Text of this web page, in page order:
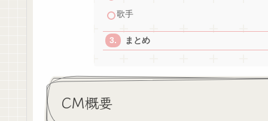
歌手
まとめ
CM概要